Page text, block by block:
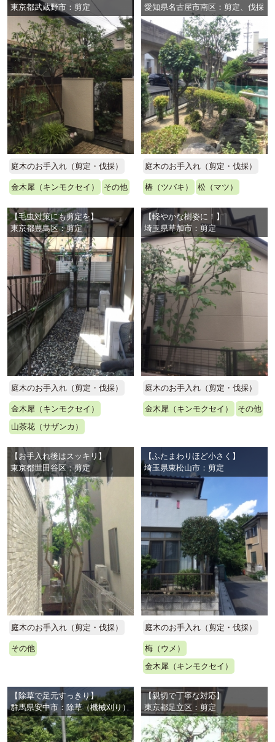
東京都武蔵野市：剪定
庭木のお手入れ（剪定・伐採）
金木犀（キンモクセイ） その他
愛知県名古屋市南区：剪定、伐採
庭木のお手入れ（剪定・伐採）
椿（ツバキ） 松（マツ）
【毛虫対策にも剪定を】
東京都豊島区：剪定
庭木のお手入れ（剪定・伐採）
金木犀（キンモクセイ）
山茶花（サザンカ）
【軽やかな樹姿に！】
埼玉県草加市：剪定
庭木のお手入れ（剪定・伐採）
金木犀（キンモクセイ） その他
【お手入れ後はスッキリ】
東京都世田谷区：剪定
庭木のお手入れ（剪定・伐採）
その他
【ふたまわりほど小さく】
埼玉県東松山市：剪定
庭木のお手入れ（剪定・伐採）
梅（ウメ）
金木犀（キンモクセイ）
【除草で足元すっきり】
群馬県安中市：除草（機械刈り）
【親切で丁寧な対応】
東京都足立区：剪定